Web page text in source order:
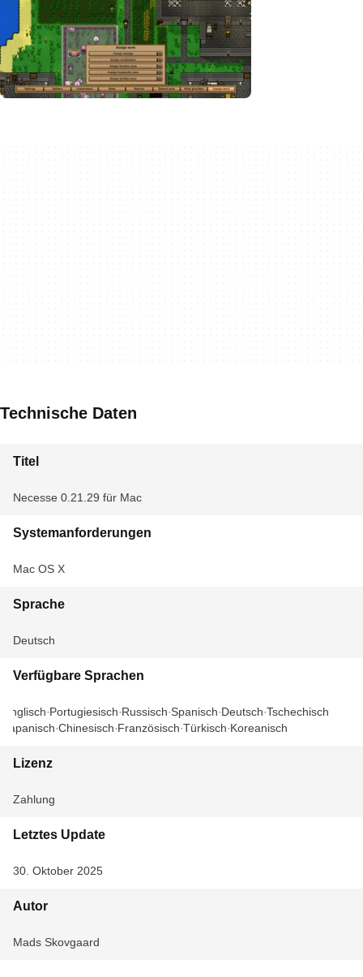
Technische Daten
Titel
Necesse 0.21.29 für Mac
Systemanforderungen
Mac OS X
Sprache
Deutsch
Verfügbare Sprachen
Englisch Portugiesisch Russisch Spanisch Deutsch Tschechisch
Japanisch Chinesisch Französisch Türkisch Koreanisch
Lizenz
Zahlung
Letztes Update
30. Oktober 2025
Autor
Mads Skovgaard